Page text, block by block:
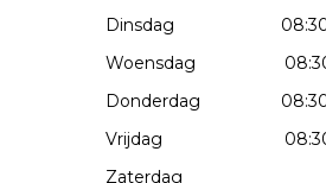
Dinsdag
Woensdag
Donderdag
Vrijdag
Zaterdag